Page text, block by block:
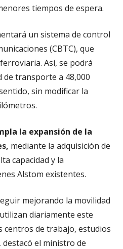
tiempos de espera.
un sistema de control
(CBTC), que
Así, se podrá
de transporte a 48,000
sin modificar la
la expansión de la
mediante la adquisición de
capacidad y la
Alstom existentes.
mejorando la movilidad
diariamente este
centros de trabajo, estudios
destacó el ministro de